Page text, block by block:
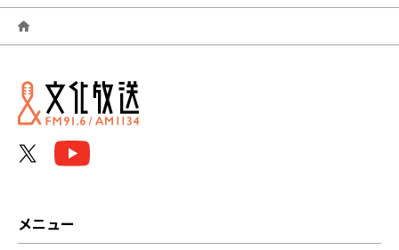
2026年06月
2026年05月
2026年04月
メニュー